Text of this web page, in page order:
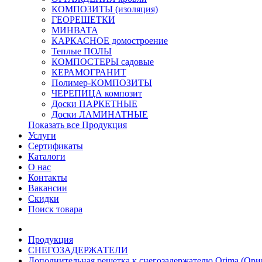
КОМПОЗИТЫ (изоляция)
ГЕОРЕШЕТКИ
МИНВАТА
КАРКАСНОЕ домостроение
Теплые ПОЛЫ
КОМПОСТЕРЫ садовые
КЕРАМОГРАНИТ
Полимер-КОМПОЗИТЫ
ЧЕРЕПИЦА композит
Доски ПАРКЕТНЫЕ
Доски ЛАМИНАТНЫЕ
Показать все Продукция
Услуги
Сертификаты
Каталоги
О нас
Контакты
Вакансии
Скидки
Поиск товара
Продукция
СНЕГОЗАДЕРЖАТЕЛИ